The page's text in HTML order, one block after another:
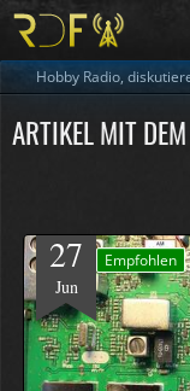
Hobby Radio,
ARTIKEL MIT
Empfohlen
27
Jun